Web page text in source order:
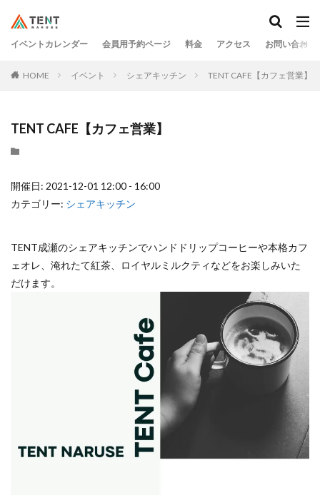
イベントカレンダー 会員用予約ページ 料金 アクセス お問い合わせ
HOME イベント シェアキッチン TENT CAFE【カフェ営業】
TENT CAFE【カフェ営業】
開催日: 2021-12-01 12:00 - 16:00
カテゴリー: シェアキッチン
TENT成瀬のシェアキッチンでハンドドリップコーヒーや本格カフ
ェオレ、淹れたて紅茶、ロイヤルミルクティなどをお楽しみいた
だけます。